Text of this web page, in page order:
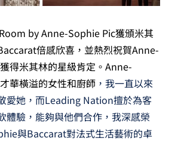
Room by Anne-Sophie Pic獲頒米其
倍感欣喜，並熱烈祝賀Anne-
得米其林的星級肯定。Anne-
華橫溢的女性和廚師，我一直以來
愛她，而Leading Nation擅於為客
體驗，能夠與他們合作，我深感榮
與Baccarat對法式生活藝術的卓